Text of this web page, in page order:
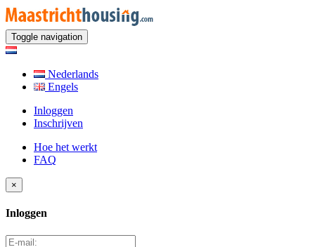
Toggle navigation
Nederlands
Engels
Inloggen
Inschrijven
Hoe het werkt
FAQ
×
Inloggen